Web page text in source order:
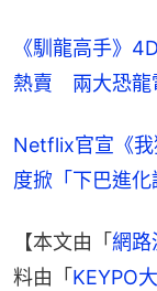
《馴龍高手》
熱賣　兩大恐龍
Netflix官宣《我
度掀「下巴進
【本文由「 網路
料由「 KEYPO